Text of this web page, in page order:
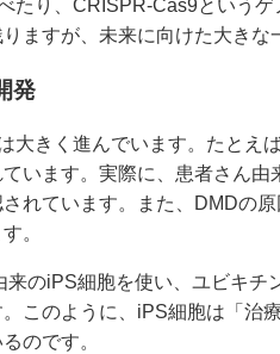
たり、CRISPR-Cas9という
ますが、未来に向けた大きな
発
きく進んでいます。たとえ
います。実際に、患者さん
れています。また、DMDの
。
のiPS細胞を使い、ユビキチ
このように、iPS細胞は「治
のです。